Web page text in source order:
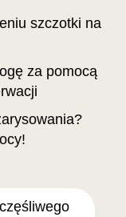
szczotki na
za pomocą